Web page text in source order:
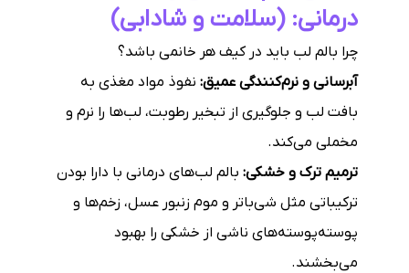
درمانی: (سلامت و شادابی)
چرا بالم لب باید در کیف هر خانمی باشد؟
آبرسانی و نرم‌کنندگی عمیق: نفوذ مواد مغذی به
بافت لب و جلوگیری از تبخیر رطوبت، لب‌ها را نرم و
مخملی می‌کند.
ترمیم ترک و خشکی: بالم لب‌های درمانی با دارا بودن
ترکیباتی مثل شی‌باتر و موم زنبور عسل، زخم‌ها و
پوسته‌پوسته‌های ناشی از خشکی را بهبود
می‌بخشند.